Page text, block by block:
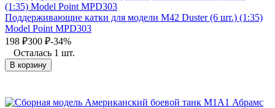
Поддерживающие катки для модели М42 Duster (6 шт.) (1:35)
Model Point MPD303
198 ₽300 ₽-34%
Осталась 1 шт.
В корзину